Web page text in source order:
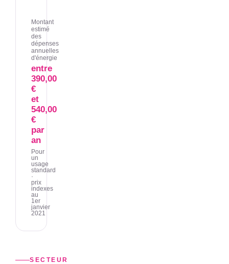
Montant
estimé
des
dépenses
annuelles
d'énergie
entre
390,00
€
et
540,00
€
par
an
Pour
un
usage
standard
·
prix
indexes
au
1er
janvier
2021
SECTEUR